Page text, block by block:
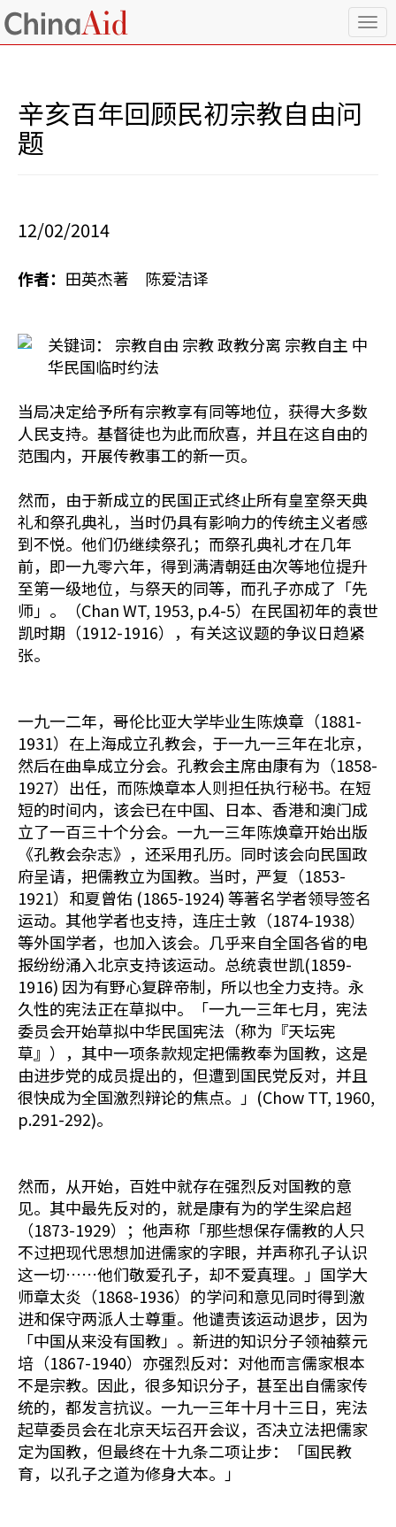
T
o
辛亥百年回顾民初宗教自由问
题
12/02/2014
作者： 田英杰著 陈爱洁译
关键词： 宗教自由 宗教 政教分离 宗教自主 中
华民国临时约法
当局决定给予所有宗教享有同等地位，获得大多数
人民支持。基督徒也为此而欣喜，并且在这自由的
范围内，开展传教事工的新一页。
然而，由于新成立的民国正式终止所有皇室祭天典
礼和祭孔典礼，当时仍具有影响力的传统主义者感
到不悦。他们仍继续祭孔；而祭孔典礼才在几年
前，即一九零六年，得到满清朝廷由次等地位提升
至第一级地位，与祭天的同等，而孔子亦成了「先
师」。（Chan WT, 1953, p.4-5）在民国初年的袁世
凯时期（1912-1916），有关这议题的争议日趋紧
张。
一九一二年，哥伦比亚大学毕业生陈焕章（1881-
1931）在上海成立孔教会，于一九一三年在北京，
然后在曲阜成立分会。孔教会主席由康有为（1858-
1927）出任，而陈焕章本人则担任执行秘书。在短
短的时间内，该会已在中国、日本、香港和澳门成
立了一百三十个分会。一九一三年陈焕章开始出版
《孔教会杂志》，还采用孔历。同时该会向民国政
府呈请，把儒教立为国教。当时，严复（1853-
1921）和夏曾佑 (1865-1924) 等著名学者领导签名
运动。其他学者也支持，连庄士敦（1874-1938）
等外国学者，也加入该会。几乎来自全国各省的电
报纷纷涌入北京支持该运动。总统袁世凯(1859-
1916) 因为有野心复辟帝制，所以也全力支持。永
久性的宪法正在草拟中。「一九一三年七月，宪法
委员会开始草拟中华民国宪法（称为『天坛宪
草』），其中一项条款规定把儒教奉为国教，这是
由进步党的成员提出的，但遭到国民党反对，并且
很快成为全国激烈辩论的焦点。」(Chow TT, 1960,
p.291-292)。
然而，从开始，百姓中就存在强烈反对国教的意
见。其中最先反对的，就是康有为的学生梁启超
（1873-1929）；他声称「那些想保存儒教的人只
不过把现代思想加进儒家的字眼，并声称孔子认识
这一切……他们敬爱孔子，却不爱真理。」国学大
师章太炎（1868-1936）的学问和意见同时得到激
进和保守两派人士尊重。他谴责该运动退步，因为
「中国从来没有国教」。新进的知识分子领袖蔡元
培（1867-1940）亦强烈反对：对他而言儒家根本
不是宗教。因此，很多知识分子，甚至出自儒家传
统的，都发言抗议。一九一三年十月十三日，宪法
起草委员会在北京天坛召开会议，否决立法把儒家
定为国教，但最终在十九条二项让步：「国民教
育，以孔子之道为修身大本。」